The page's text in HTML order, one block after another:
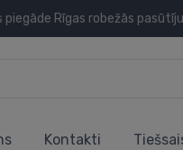
piegāde Rīgas robežās
Kontakti